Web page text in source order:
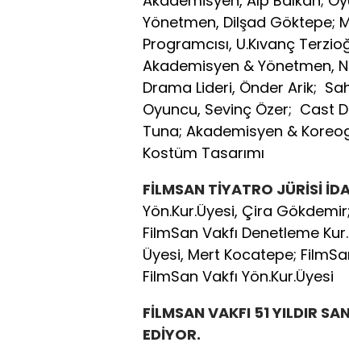
Yönetmen, Dilşad Göktepe;
Programcısı, U.Kıvanç
Akademisyen & Yönetmen,
Drama Lideri, Önder Arik;
Oyuncu, Sevinç Özer; Cast
Tuna; Akademisyen &
Kostüm Tasarımı
FİLMSAN TİYATRO JÜRİSİ
Yön.Kur.Üyesi, Çira
FilmSan Vakfı Denetleme
Üyesi, Mert Kocatepe;
FilmSan Vakfı Yön.Kur.Üyesi
FİLMSAN VAKFI 51 YILDIR
EDİYOR.